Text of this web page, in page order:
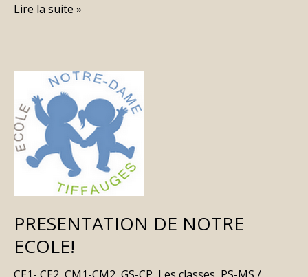
Lire la suite »
PRESENTATION DE NOTRE
ECOLE!
PRESENTATION
NOTRE
ECOLE!